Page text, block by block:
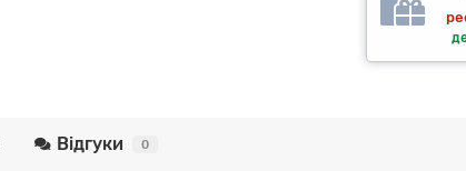
Відгуки 0